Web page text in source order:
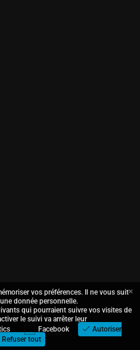
création de galeries
×
vos préférences. Il ne vous suit
donnée personnelle.
qui pourraient suivre vos visites de
le suivi va arrêter leur
Facebook
Autoriser
Refuser tout